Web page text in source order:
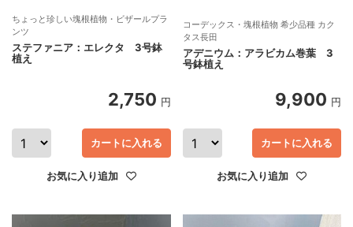
ちょっと珍しい塊根植物・ビザールプラ
ンツ
ステファニア：エレクタ 3号鉢
植え
2,750 円
カートに入れる
お気に入り追加
コーデックス・塊根植物 希少品種 カク
タス長田
アデニウム：アラビカム巻葉 3
号鉢植え
9,900 円
カートに入れる
お気に入り追加